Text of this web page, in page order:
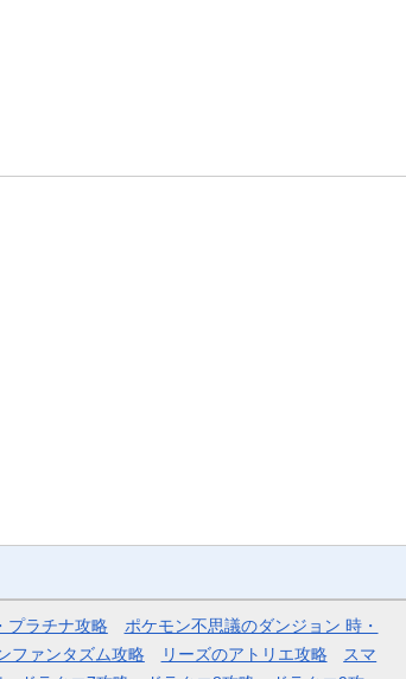
プラチナ攻略
ポケモン不思議のダンジョン 時・
ファンタズム攻略 リーズのアトリエ攻略
スマ